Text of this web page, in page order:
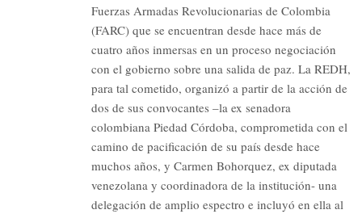
Fuerzas Armadas Revolucionarias de Colombia
(FARC) que se encuentran desde hace más de
cuatro años inmersas en un proceso negociación
con el gobierno sobre una salida de paz. La REDH,
para tal cometido, organizó a partir de la acción de
dos de sus convocantes –la ex senadora
colombiana Piedad Córdoba, comprometida con el
camino de pacificación de su país desde hace
muchos años, y Carmen Bohorquez, ex diputada
venezolana y coordinadora de la institución- una
delegación de amplio espectro e incluyó en ella al